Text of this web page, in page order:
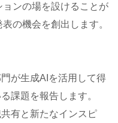
ンの場を設けることが
の機会を創出します。
が生成AIを活用して得
課題を報告します。
有と新たなインスピ